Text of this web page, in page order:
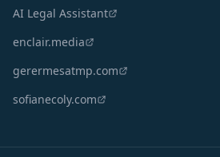
AI Legal Assistant
enclair.media
gerermesatmp.com
sofianecoly.com